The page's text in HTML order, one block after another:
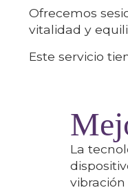
Ofrecemos
vitalidad y
Este servicio
La